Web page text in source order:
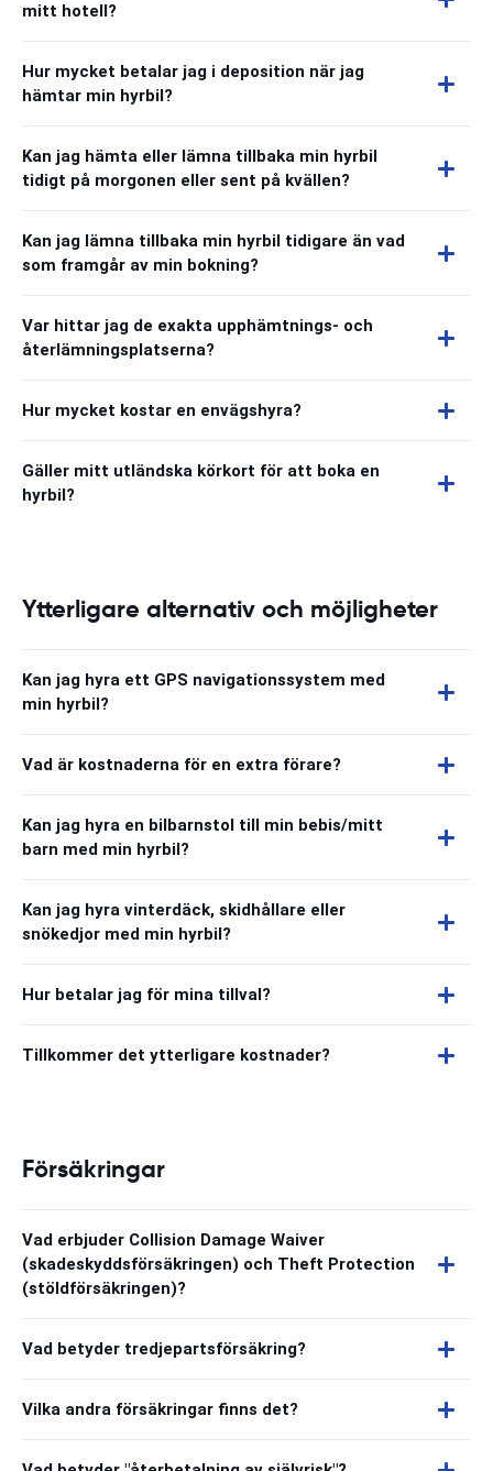
mitt hotell?
Hur mycket betalar jag i deposition när jag
hämtar min hyrbil?
Kan jag hämta eller lämna tillbaka min hyrbil
tidigt på morgonen eller sent på kvällen?
Kan jag lämna tillbaka min hyrbil tidigare än vad
som framgår av min bokning?
Var hittar jag de exakta upphämtnings- och
återlämningsplatserna?
Hur mycket kostar en envägshyra?
Gäller mitt utländska körkort för att boka en
hyrbil?
Ytterligare alternativ och möjligheter
Kan jag hyra ett GPS navigationssystem med
min hyrbil?
Vad är kostnaderna för en extra förare?
Kan jag hyra en bilbarnstol till min bebis/mitt
barn med min hyrbil?
Kan jag hyra vinterdäck, skidhållare eller
snökedjor med min hyrbil?
Hur betalar jag för mina tillval?
Tillkommer det ytterligare kostnader?
Försäkringar
Vad erbjuder Collision Damage Waiver
(skadeskyddsförsäkringen) och Theft Protection
(stöldförsäkringen)?
Vad betyder tredjepartsförsäkring?
Vilka andra försäkringar finns det?